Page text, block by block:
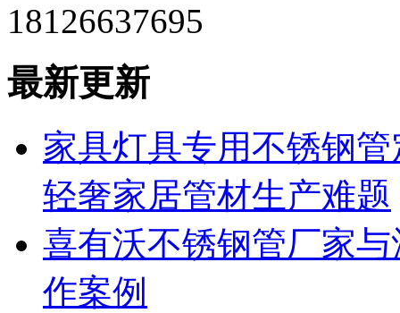
18126637695
最新更新
家具灯具专用不锈钢
轻奢家居管材生产难题
喜有沃不锈钢管厂家
作案例